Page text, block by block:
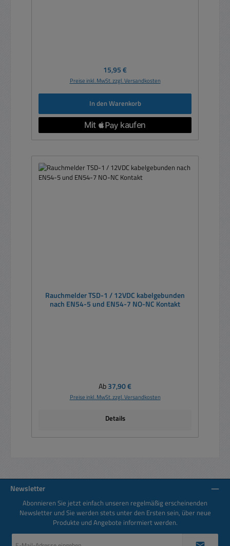
Regulärer Preis:
15,95 €
Preise inkl. MwSt. zzgl. Versandkosten
In den Warenkorb
Rauchmelder TSD-1 / 12VDC kabelgebunden
nach EN54-5 und EN54-7 NO-NC Kontakt
Regulärer Preis:
Ab37,90 €
Preise inkl. MwSt. zzgl. Versandkosten
Details
Newsletter
Abonnieren Sie jetzt einfach unseren regelmäßig erscheinenden
Newsletter und Sie werden stets unter den Ersten sein, über neue
Produkte und Angebote informiert werden.